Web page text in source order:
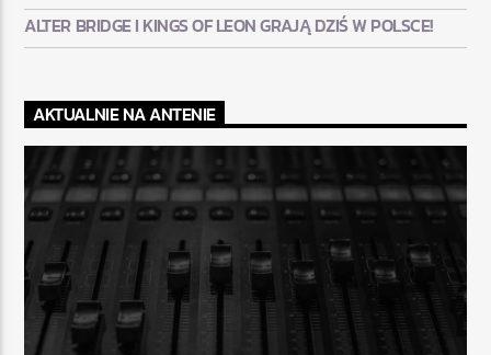
ALTER BRIDGE I KINGS OF LEON GRAJĄ DZIŚ W POLSCE!
AKTUALNIE NA ANTENIE